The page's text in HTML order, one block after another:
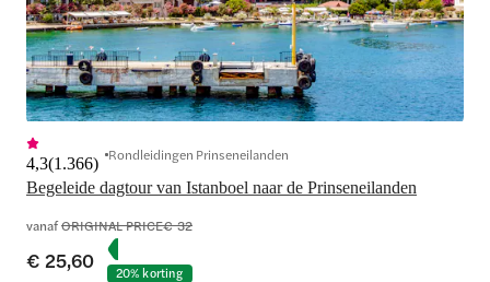
Begeleide dagtour van Istanboel naar de Prinseneilanden
4,3(1.366) Rondleidingen Prinseneilanden
vanafORIGINAL PRICE€ 32
€ 25,60 20% korting